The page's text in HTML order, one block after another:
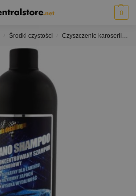
0
Środki czystości Czyszczenie karoserii